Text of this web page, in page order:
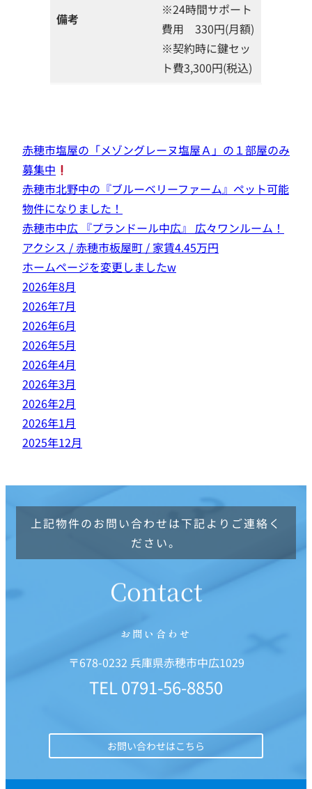
備考
※24時間サポート
費用 330円(月額)
※契約時に鍵セッ
ト費3,300円(税込)
赤穂市塩屋の「メゾングレーヌ塩屋Ａ」の１部屋のみ
募集中
赤穂市北野中の『ブルーベリーファーム』ペット可能
物件になりました！
赤穂市中広 『プランドール中広』 広々ワンルーム！
アクシス / 赤穂市板屋町 / 家賃4.45万円
ホームページを変更しましたw
2026年8月
2026年7月
2026年6月
2026年5月
2026年4月
2026年3月
2026年2月
2026年1月
2025年12月
上記物件のお問い合わせは下記よりご連絡く
ださい。
Contact
お問い合わせ
〒678-0232 兵庫県赤穂市中広1029
TEL0791-56-8850
お問い合わせはこちら